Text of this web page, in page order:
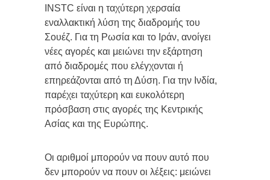
INSTC είναι η ταχύτερη χερσαία
εναλλακτική λύση της διαδρομής του
Σουέζ. Για τη Ρωσία και το Ιράν, ανοίγει
νέες αγορές και μειώνει την εξάρτηση
από διαδρομές που ελέγχονται ή
επηρεάζονται από τη Δύση. Για την Ινδία,
παρέχει ταχύτερη και ευκολότερη
πρόσβαση στις αγορές της Κεντρικής
Ασίας και της Ευρώπης.
Οι αριθμοί μπορούν να πουν αυτό που
δεν μπορούν να πουν οι λέξεις: μειώνει